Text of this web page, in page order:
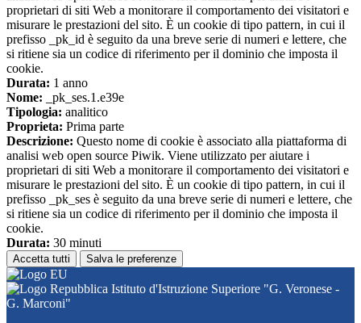
proprietari di siti Web a monitorare il comportamento dei visitatori e
misurare le prestazioni del sito. È un cookie di tipo pattern, in cui il
prefisso _pk_id è seguito da una breve serie di numeri e lettere, che
si ritiene sia un codice di riferimento per il dominio che imposta il
cookie.
Durata: 1 anno
Nome: _pk_ses.1.e39e
Tipologia: analitico
Proprieta: Prima parte
Descrizione: Questo nome di cookie è associato alla piattaforma di
analisi web open source Piwik. Viene utilizzato per aiutare i
proprietari di siti Web a monitorare il comportamento dei visitatori e
misurare le prestazioni del sito. È un cookie di tipo pattern, in cui il
prefisso _pk_ses è seguito da una breve serie di numeri e lettere, che
si ritiene sia un codice di riferimento per il dominio che imposta il
cookie.
Durata: 30 minuti
Accetta tutti Salva le preferenze
Istituto d'Istruzione Superiore "G. Veronese -
G. Marconi"